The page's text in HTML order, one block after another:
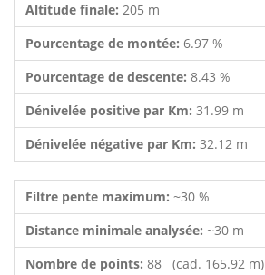
Altitude finale: 205 m
Pourcentage de montée: 6.97 %
Pourcentage de descente: 8.43 %
Dénivelée positive par Km: 31.99 m
Dénivelée négative par Km: 32.12 m
Filtre pente maximum: ~30 %
Distance minimale analysée: ~30 m
Nombre de points: 88 (cad. 165.92 m)